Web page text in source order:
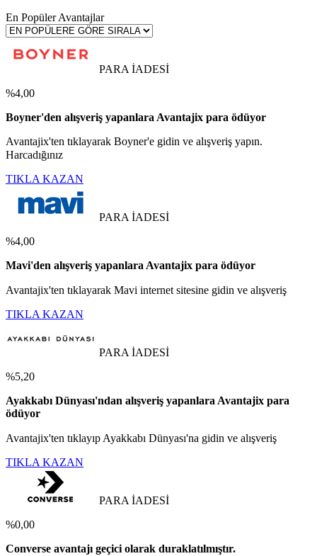
En Popüler Avantajlar
PARA İADESİ
%4,00
Boyner'den alışveriş yapanlara Avantajix para ödüyor
Avantajix'ten tıklayarak Boyner'e gidin ve alışveriş yapın.
Harcadığınız
TIKLA KAZAN
PARA İADESİ
%4,00
Mavi'den alışveriş yapanlara Avantajix para ödüyor
Avantajix'ten tıklayarak Mavi internet sitesine gidin ve alışveriş
TIKLA KAZAN
PARA İADESİ
%5,20
Ayakkabı Dünyası'ndan alışveriş yapanlara Avantajix para
ödüyor
Avantajix'ten tıklayıp Ayakkabı Dünyası'na gidin ve alışveriş
TIKLA KAZAN
PARA İADESİ
%0,00
Converse avantajı geçici olarak duraklatılmıştır.